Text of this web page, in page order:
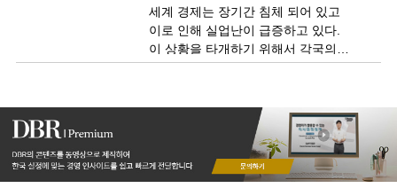
세계 경제는 장기간 침체 되어 있고
이로 인해 실업난이 급증하고 있다.
이 상황을 타개하기 위해서 각국의
정부는 자국 기업의 국내 리턴을